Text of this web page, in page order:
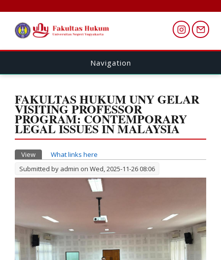
Navigation
FAKULTAS HUKUM UNY GELAR
VISITING PROFESSOR
PROGRAM: CONTEMPORARY
LEGAL ISSUES IN MALAYSIA
Primary tabs
View (active tab)
What links here
Submitted by admin on Wed, 2025-11-26 08:06